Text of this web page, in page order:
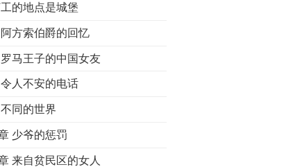
的地点是城堡
方索伯爵的回忆
马王子的中国女友
人不安的电话
同的世界
少爷的惩罚
来自贫民区的女人